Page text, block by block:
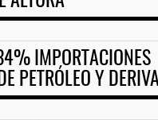
IMPORTACIONES
PETRÓLEO Y